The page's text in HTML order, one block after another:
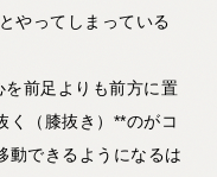
やってしまっている
前足よりも前方に置
く（膝抜き）**のがコ
動できるようになるは